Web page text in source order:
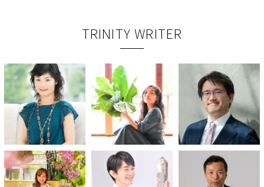
TRINITY WRITER